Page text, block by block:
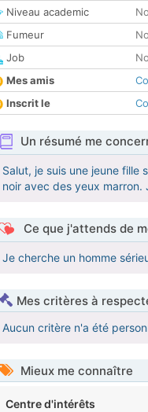
Niveau academic
Fumeur
Job
Mes amis
Inscrit le
Un résumé me
Salut, je suis une jeune fille
noir avec des yeux
Ce que j'attends de
Je cherche un homme
Mes critères à
Aucun critère n'a été
Mieux me connaître
Centre d'intérêts